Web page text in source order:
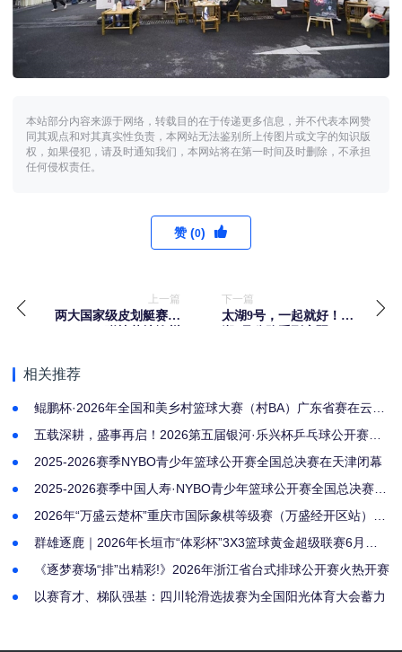
本站部分内容来源于网络，转载目的在于传递更多信息，并不代表本网赞
同其观点和对其真实性负责，本网站无法鉴别所上传图片或文字的知识版
权，如果侵犯，请及时通知我们，本网站将在第一时间及时删除，不承担
任何侵权责任。
赞 (0)
上一篇
两大国家级皮划艇赛事
下一篇
太湖9号，一起就好！太
相关推荐
鲲鹏杯·2026年全国和美乡村篮球大赛（村BA）广东省赛在云浮
五载深耕，盛事再启！2026第五届银河·乐兴杯乒乓球公开赛燃
2025-2026赛季NYBO青少年篮球公开赛全国总决赛在天津闭幕
2025-2026赛季中国人寿·NYBO青少年篮球公开赛全国总决赛启
2026年“万盛云楚杯”重庆市国际象棋等级赛（万盛经开区站）圆
群雄逐鹿｜2026年长垣市“体彩杯”3X3篮球黄金超级联赛6月月
《逐梦赛场“排”出精彩!》2026年浙江省台式排球公开赛火热开赛
以赛育才、梯队强基：四川轮滑选拔赛为全国阳光体育大会蓄力